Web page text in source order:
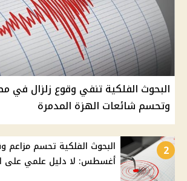
البحوث الفلكية تنفي وقوع زلزال في
وتحسم شائعات الهزة المدمرة
2
أغسطس: لا دليل علمي على